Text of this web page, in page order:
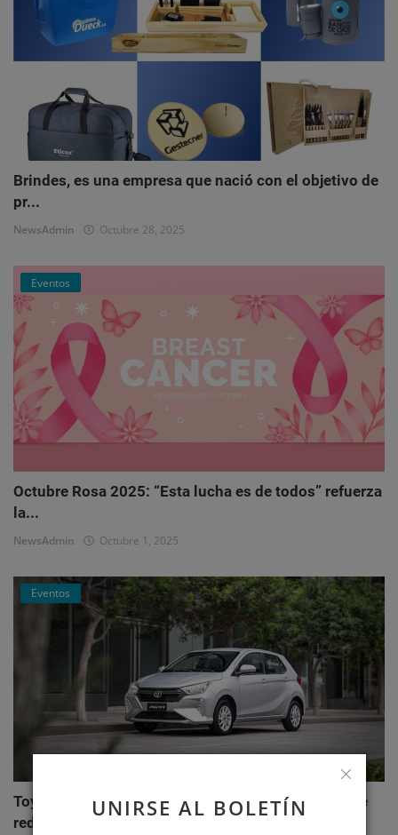
UNIRSE AL BOLETÍN
Brindes, es una empresa que nació con el objetivo de
pr...
NewsAdmin Octubre 28, 2025
Eventos
Octubre Rosa 2025: “Esta lucha es de todos” refuerza
la...
NewsAdmin Octubre 1, 2025
Eventos
Toyota AGYA: el nuevo hatchback de Toyotoshi que
redefi...